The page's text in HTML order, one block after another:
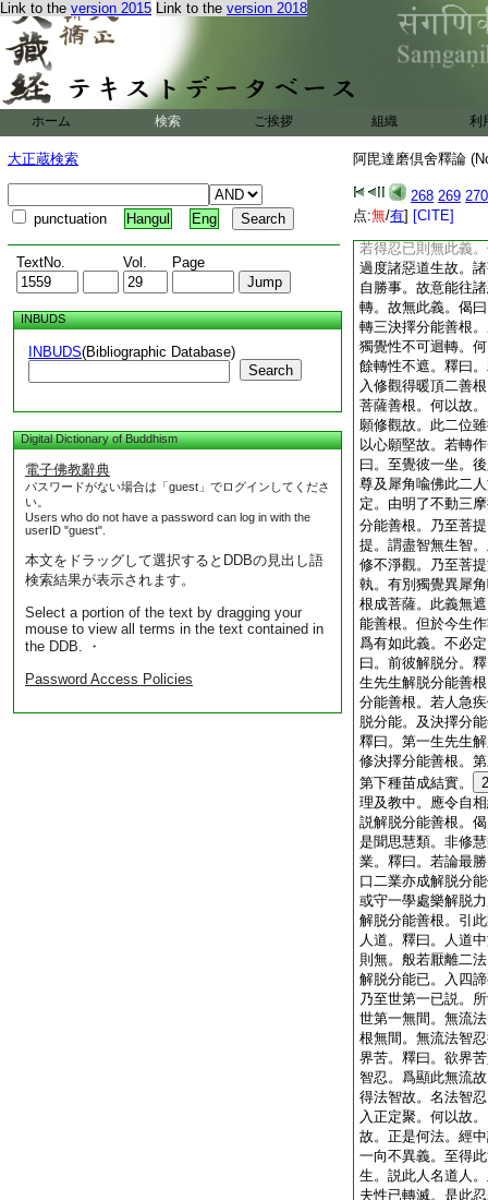
Link to the version 2015 Link to the version 2018
ホーム 検索 ご挨拶 組織 利
大正蔵検索
punctuation Hangul Eng
TextNo. Vol. Page
INBUDS
INBUDS(Bibliographic Database)
Search
Digital Dictionary of Buddhism
電子佛教辭典
パスワードがない場合は「guest」でログインしてくださ
い。
Users who do not have a password can log in with the
userID "guest".
本文をドラッグして選択するとDDBの見出し語
検索結果が表示されます。
Select a portion of the text by dragging your
mouse to view all terms in the text contained in
the DDB. ・
Password Access Policies
阿毘達磨倶舍釋論
268 269 270
点:無/有] [CITE]
得忍位。於道 6 雜
已得無生法謂惡趣
婁。大梵生。黄門
修所滅惑。此無生
捨無有是處。此人
滅。無更墮凡夫位
刹那中。必證苦諦
中上三品。即成三
中偈曰。轉弟子性
善根。從聲聞性生
若得忍已則無此義
過度諸惡道生故。
自勝事。故意能往
轉。故無此義。偈
轉三決擇分能善根
獨覺性不可迴轉。
餘轉性不遮。釋曰
入修觀得暖頂二善
菩薩善根。何以故
願修觀故。此二位
以心願堅故。若轉
曰。至覺彼一坐。
尊及犀角喩佛此二
定。由明了不動三
分能善根。乃至菩
提。謂盡智無生智
修不淨觀。乃至菩
執。有別獨覺異犀
根成菩薩。此義無
能善根。但於今生
爲有如此義。不必
曰。前彼解脱分。
生先生解脱分能善
分能善根。若人急
脱分能。及決擇分
釋曰。第一生先生
修決擇分能善根。
第下種苗成結實。
2
理及教中。應令自
説解脱分能善根。
是聞思慧類。非修
業。釋曰。若論最
口二業亦成解脱分
或守一學處樂解脱
解脱分能善根。引
人道。釋曰。人道
則無。般若厭離二
解脱分能已。入四
乃至世第一已説。
世第一無間。無流
根無間。無流法智
界苦。釋曰。欲界
智忍。爲顯此無流
得法智故。名法智
入正定聚。何以故
故。正是何法。經
一向不異義。至得
生。説此人名道人
夫性已轉滅。是此